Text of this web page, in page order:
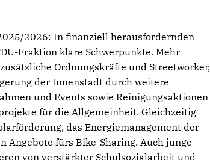
2026: In finanziell herausfordernden
Fraktion klare Schwerpunkte. Mehr
Ordnungskräfte und Streetworker,
der Innenstadt durch weitere
und Events sowie Reinigungsaktionen
für die Allgemeinheit. Gleichzeitig
das Energiemanagement der
Angebote fürs Bike-Sharing. Auch junge
von verstärkter Schulsozialarbeit und